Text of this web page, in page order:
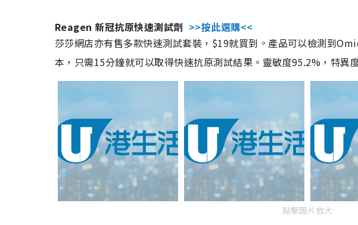
Reagen 新冠抗原快速測試劑 >>按此選購<<
莎莎網店亦有售多款快速測試套裝，$19就買到。產品可以檢測到
本，只需15分鐘就可以取得快速抗原測試結果。靈敏度95.2%，特異
點擊圖片放大